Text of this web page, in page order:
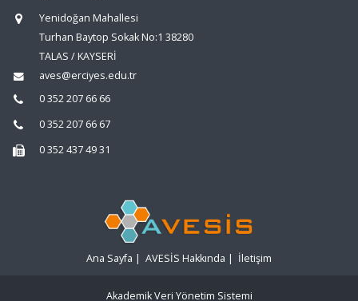
Yenidoğan Mahallesi
Turhan Baytop Sokak No:1 38280
TALAS / KAYSERİ
aves@erciyes.edu.tr
0 352 207 66 66
0 352 207 66 67
0 352 437 49 31
Ana Sayfa | AVESİS Hakkında | İletişim
Akademik Veri Yönetim Sistemi